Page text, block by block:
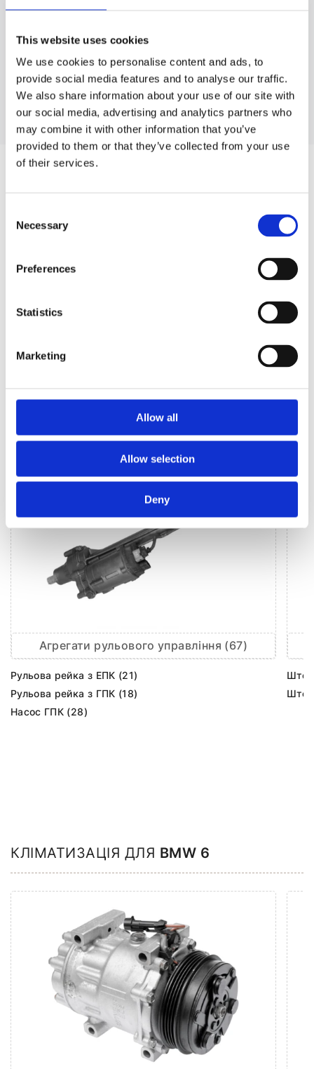
This website uses cookies
We use cookies to personalise content and ads, to
provide social media features and to analyse our traffic.
We also share information about your use of our site with
our social media, advertising and analytics partners who
may combine it with other information that you’ve
provided to them or that they’ve collected from your use
of their services.
Selection
Necessary
Preferences
Statistics
Marketing
Allow all
Allow selection
Deny
A6
A7
Дивитися більше
ЗАПЧАСТИНИ ДО BMW 6
Рульове управління
Кліматизація (47)
Агрегати рульового управління (67)
Рульова рейка з ЕПК (21)
Рульова рейка з ГПК (18)
Насос ГПК (28)
Шток
Шток
КЛІМАТИЗАЦІЯ ДЛЯ BMW 6